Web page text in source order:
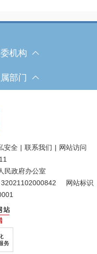
委机构
部门
安全 | 联系我们 | 网站访问
民政府办公室
网站标识